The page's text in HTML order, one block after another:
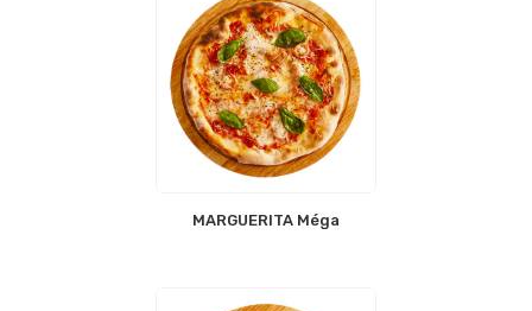
MARGUERITA Méga